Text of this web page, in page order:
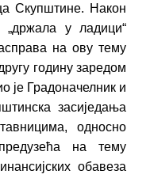
Скупштине. Након
у ладици“
на ову тему
годину заредом
је Градоначелник и
засиједања
односно
на тему
обавеза